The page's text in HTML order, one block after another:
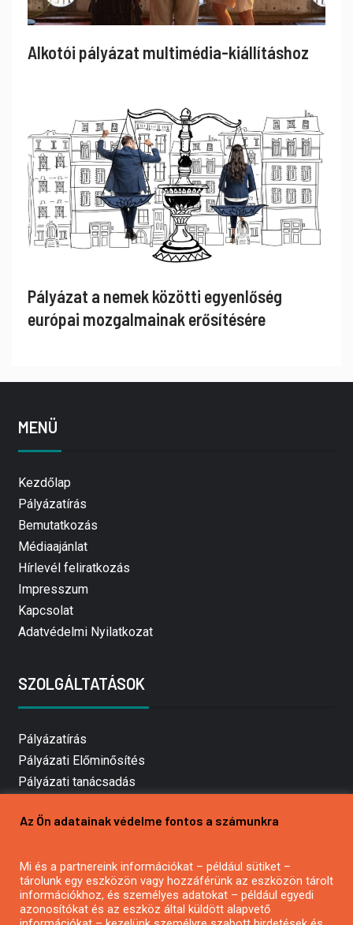
Alkotói pályázat multimédia-kiállításhoz
Pályázat a nemek közötti egyenlőség
európai mozgalmainak erősítésére
MENÜ
Kezdőlap
Pályázatírás
Bemutatkozás
Médiaajánlat
Hírlevél feliratkozás
Impresszum
Kapcsolat
Adatvédelmi Nyilatkozat
SZOLGÁLTATÁSOK
Pályázatírás
Pályázati Előminősítés
Pályázati tanácsadás
Mezőgazdasági pályázatírás
Pályázatírás civil szervezeteknek
Pályázatírás önkormányzatoknak
Pályázatfigyelés
Az Ön adatainak védelme fontos a számunkra
Mi és a partnereink információkat – például sütiket –
tárolunk egy eszközön vagy hozzáférünk az eszközön tárolt
információkhoz, és személyes adatokat – például egyedi
azonosítókat és az eszköz által küldött alapvető